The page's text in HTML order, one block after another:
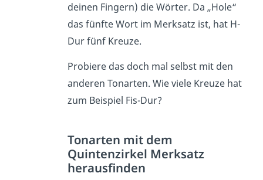
deinen Fingern) die Wörter. Da „Hole“
das fünfte Wort im Merksatz ist, hat H-
Dur fünf Kreuze.
Probiere das doch mal selbst mit den
anderen Tonarten. Wie viele Kreuze hat
zum Beispiel Fis-Dur?
Tonarten mit dem
Quintenzirkel Merksatz
herausfinden